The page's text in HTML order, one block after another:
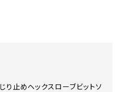
止めヘックスローブビットソ